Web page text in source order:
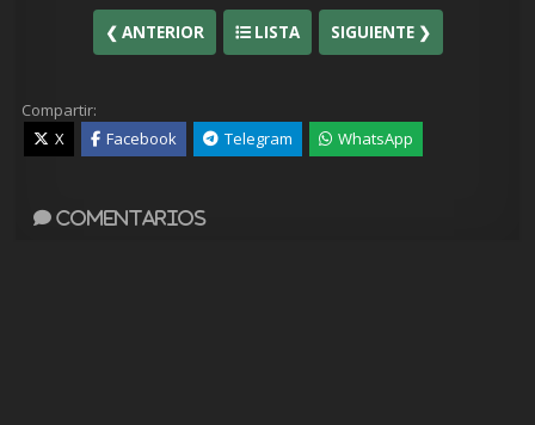
Boruto anime 293 en en las redes sociales.
❮ ANTERIOR LISTA SIGUIENTE ❯
Compartir:
X
Facebook Telegram WhatsApp
Comentarios